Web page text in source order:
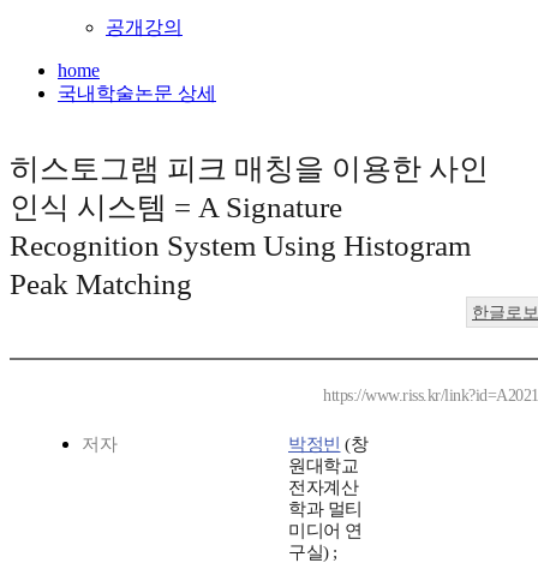
공개강의
home
국내학술논문 상세
히스토그램 피크 매칭을 이용한 사인
인식 시스템 = A Signature
Recognition System Using Histogram
Peak Matching
한글로
https://www.riss.kr/
저자 박정빈 (창
원대학교
전자계산
학과 멀티
미디어 연
구실) ;